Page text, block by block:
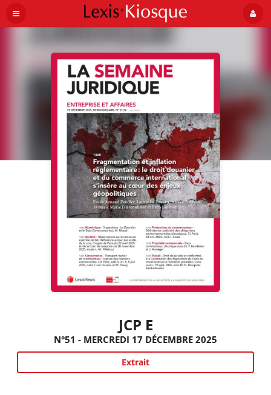
JCP E
N°51 - MERCREDI 17 DÉCEMBRE 2025
Extrait